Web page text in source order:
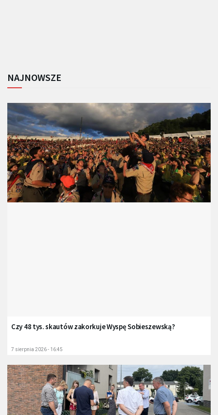
NAJNOWSZE
Czy 48 tys. skautów zakorkuje Wyspę Sobieszewską?
7 sierpnia 2026 - 16:45